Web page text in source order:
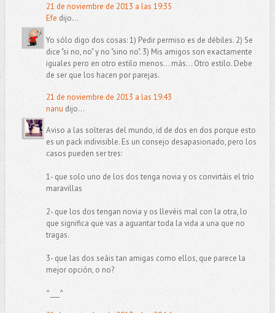
21 de noviembre de 2013 a las 19:35
Efe dijo...
Yo sólo digo dos cosas: 1) Pedir permiso es de débiles. 2) Se
dice "si no, no" y no "sino no". 3) Mis amigos son exactamente
iguales pero en otro estilo menos... más... Otro estilo. Debe
de ser que los hacen por parejas.
21 de noviembre de 2013 a las 19:43
nanu dijo...
Aviso a las solteras del mundo, id de dos en dos porque esto
es un pack indivisible. Es un consejo desapasionado, pero los
casos pueden ser tres:
1- que solo uno de los dos tenga novia y os convirtáis el trío
maravillas
2- que los dos tengan novia y os llevéis mal con la otra, lo
que significa que vas a aguantar toda la vida a una que no
tragas.
3- que las dos seáis tan amigas como ellos, que parece la
mejor opción, o no?
^___^